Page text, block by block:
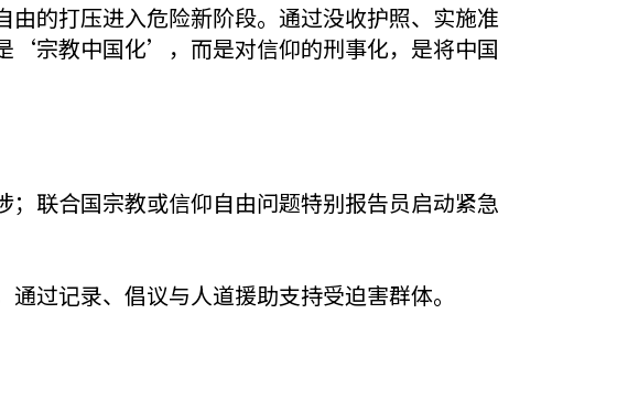
的打压进入危险新阶段。通过没收护照、实施准
‘宗教中国化’，而是对信仰的刑事化，是将中国
联合国宗教或信仰自由问题特别报告员启动紧急
过记录、倡议与人道援助支持受迫害群体。